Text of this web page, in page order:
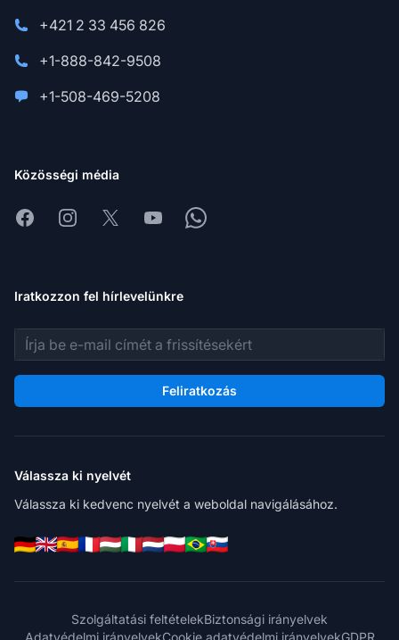
+421 2 33 456 826
+1-888-842-9508
+1-508-469-5208
Közösségi média
FacebookInstagram
X YoutubeWhatsapp
Iratkozzon fel hírlevelünkre
E-mail cím
Feliratkozás
Válassza ki nyelvét
Válassza ki kedvenc nyelvét a weboldal navigálásához.
Szolgáltatási feltételekBiztonsági irányelvek
Adatvédelmi irányelvekCookie adatvédelmi irányelvekGDPR